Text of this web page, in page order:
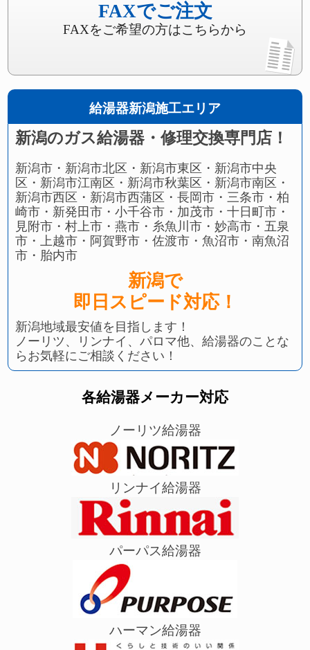
FAXでご注文
FAXをご希望の方はこちらから
給湯器新潟施工エリア
新潟のガス給湯器・修理交換専門店！
新潟市・新潟市北区・新潟市東区・新潟市中央
区・新潟市江南区・新潟市秋葉区・新潟市南区・
新潟市西区・新潟市西蒲区・長岡市・三条市・柏
崎市・新発田市・小千谷市・加茂市・十日町市・
見附市・村上市・燕市・糸魚川市・妙高市・五泉
市・上越市・阿賀野市・佐渡市・魚沼市・南魚沼
市・胎内市
新潟で
即日スピード対応！
新潟地域最安値を目指します！
ノーリツ、リンナイ、パロマ他、給湯器のことな
らお気軽にご相談ください！
各給湯器メーカー対応
ノーリツ給湯器
リンナイ給湯器
パーパス給湯器
ハーマン給湯器